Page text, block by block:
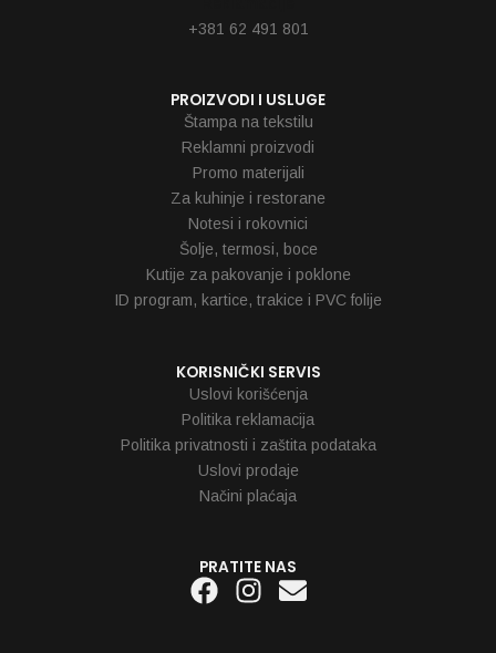
+381 62 491 801
PROIZVODI I USLUGE
Štampa na tekstilu
Reklamni proizvodi
Promo materijali
Za kuhinje i restorane
Notesi i rokovnici
Šolje, termosi, boce
Kutije za pakovanje i poklone
ID program, kartice, trakice i PVC folije
KORISNIČKI SERVIS
Uslovi korišćenja
Politika reklamacija
Politika privatnosti i zaštita podataka
Uslovi prodaje
Načini plaćaja
PRATITE NAS
Facebook
Instagram
Envelope